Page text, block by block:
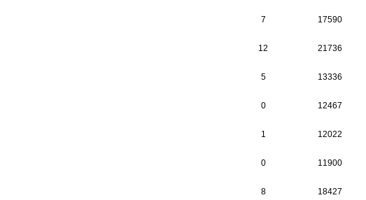
7 17590
12 21736
5 13336
0 12467
1 12022
0 11900
8 18427